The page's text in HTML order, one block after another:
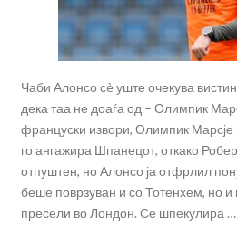
Чаби Алонсо сè уште очекува
дека таа не доаѓа од – Олимпик
француски извори, Олимпик
го ангажира Шпанецот, откако
отпуштен, но Алонсо ја отфрлил
беше поврзуван и со Тотенхем, но и
пресели во Лондон. Се шпекулира …